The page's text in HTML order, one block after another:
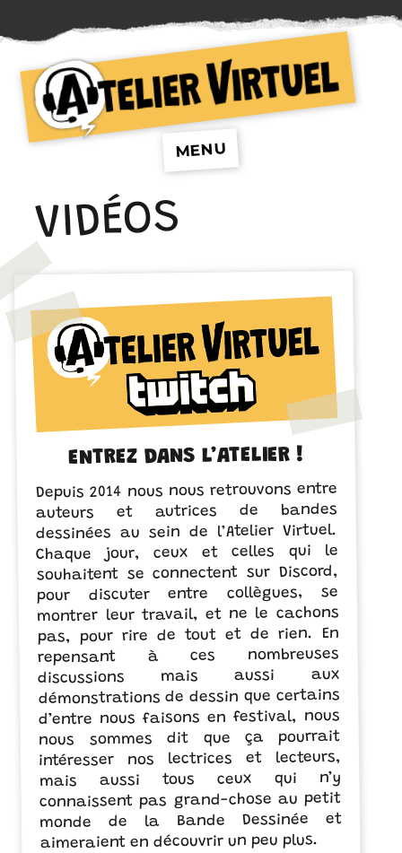
Atelier VirtuelMENU
VIDÉOS
ENTREZ DANS L’ATELIER !
Depuis 2014 nous nous retrouvons entre
auteurs et autrices de bandes
dessinées au sein de l’Atelier Virtuel.
Chaque jour, ceux et celles qui le
souhaitent se connectent sur Discord,
pour discuter entre collègues, se
montrer leur travail, et ne le cachons
pas, pour rire de tout et de rien. En
repensant à ces nombreuses
discussions mais aussi aux
démonstrations de dessin que certains
d’entre nous faisons en festival, nous
nous sommes dit que ça pourrait
intéresser nos lectrices et lecteurs,
mais aussi tous ceux qui n’y
connaissent pas grand-chose au petit
monde de la Bande Dessinée et
aimeraient en découvrir un peu plus.